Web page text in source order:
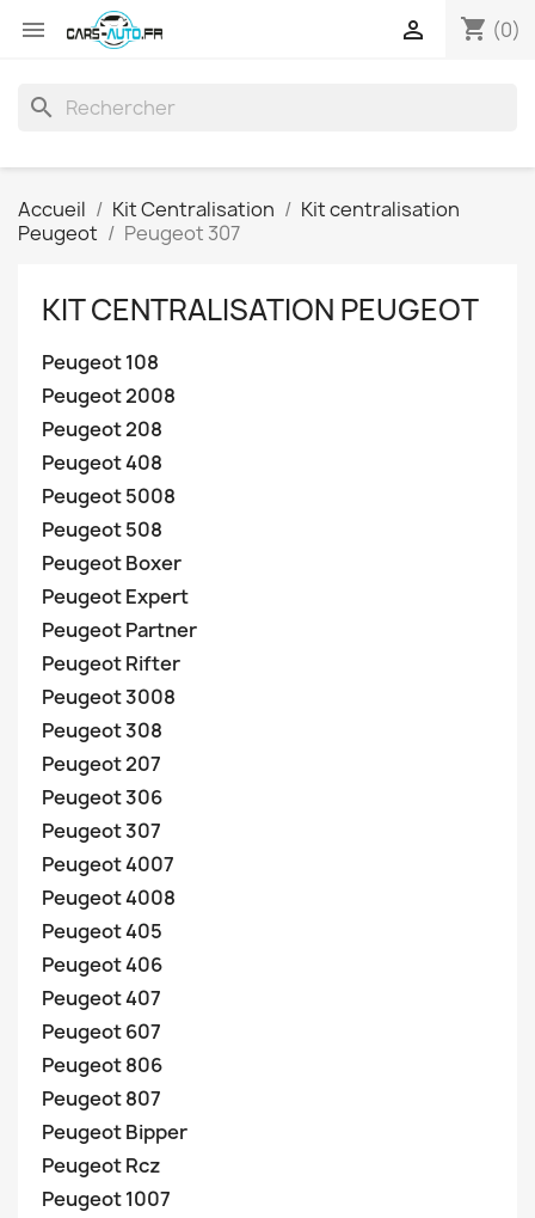
 shopping_cart (0)

search
Accueil Kit Centralisation
Kit centralisation
Peugeot
Peugeot 307
KIT CENTRALISATION PEUGEOT
Peugeot 108
Peugeot 2008
Peugeot 208
Peugeot 408
Peugeot 5008
Peugeot 508
Peugeot Boxer
Peugeot Expert
Peugeot Partner
Peugeot Rifter
Peugeot 3008
Peugeot 308
Peugeot 207
Peugeot 306
Peugeot 307
Peugeot 4007
Peugeot 4008
Peugeot 405
Peugeot 406
Peugeot 407
Peugeot 607
Peugeot 806
Peugeot 807
Peugeot Bipper
Peugeot Rcz
Peugeot 1007